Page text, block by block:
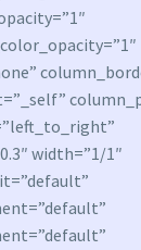
width=”1/1″